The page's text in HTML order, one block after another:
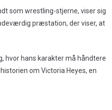
som wrestling-stjerne, viser sig
præstation, der viser, at
hvor hans karakter må håndtere
om Victoria Heyes, en